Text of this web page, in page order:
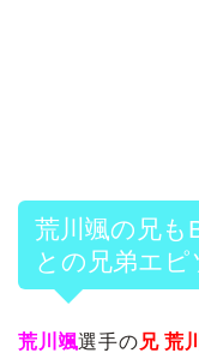
荒川颯の兄も
との兄弟エピ
荒川颯選手の 兄 荒